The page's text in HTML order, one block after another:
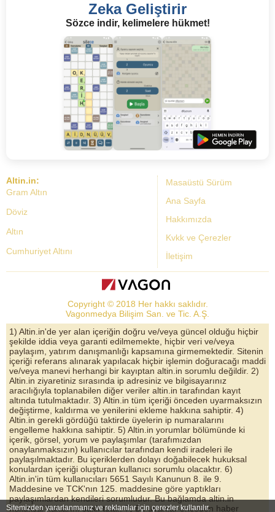
Zeka Geliştirir
Sözce indir, kelimelere hükmet!
Masaüstü Sürüm
Ana Sayfa
Hakkımızda
Kvkk ve Çerezler
İletişim
Altin.in:
Gram Altın
Döviz
Altın
Cumhuriyet Altını
Dolar Kuru
Altın Yorumları
Döviz Kurları
Çeyrek Altın
Bitcoin
Euro/Dolar Parite
Sterlin
Döviz Arşivi
Copyright © 2018 Her hakkı saklıdır.
Vagonmedya Bilişim San. ve Tic. A.Ş.
1) Altin.in'de yer alan içeriğin doğru ve/veya güncel olduğu hiçbir
şekilde iddia veya garanti edilmemekte, hiçbir veri ve/veya
paylaşım, yatırım danışmanlığı kapsamına girmemektedir. Sitenin
içeriği referans alınarak yapılacak hiçbir işlemin doğuracağı maddi
ve/veya manevi herhangi bir kayıptan altin.in sorumlu değildir. 2)
Altin.in ziyaretiniz sırasında ip adresiniz ve bilgisayarınız
aracılığıyla toplanabilen diğer veriler altin.in tarafından kayıt
altında tutulmaktadır. 3) Altin.in tüm içeriği önceden uyarmaksızın
değiştirme, kaldırma ve yenilerini ekleme hakkına sahiptir. 4)
Altin.in gerekli gördüğü taktirde üyelerin ip numaralarını
engelleme hakkına sahiptir. 5) Altin.in yorumlar bölümünde ki
içerik, görsel, yorum ve paylaşımlar (tarafımızdan
onaylanmaksızın) kullanıcılar tarafından kendi iradeleri ile
paylaşılmaktadır. Bu içeriklerden dolayı doğabilecek hukuksal
konulardan içeriği oluşturan kullanıcı sorumlu olacaktır. 6)
Altin.in'in tüm kullanıcıları 5651 Sayılı Kanunun 8. ile 9.
Maddesine ve TCK'nın 125. maddesine göre yaptıkları
paylaşımlardan kendileri sorumludur. Bu bağlamda altin.in
hukuksal haklarını saklı tutar. 7) Bu uyarılar önceden haber
Sitemizden yararlanmanız ve reklamlar için çerezler kullanılır.